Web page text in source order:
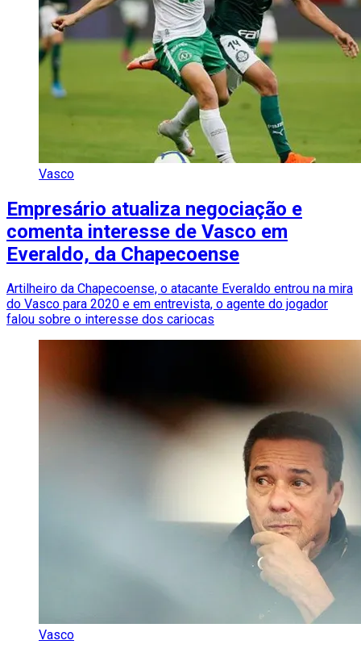
Vasco
Empresário atualiza negociação e
comenta interesse de Vasco em
Everaldo, da Chapecoense
Artilheiro da Chapecoense, o atacante Everaldo entrou na mira
do Vasco para 2020 e em entrevista, o agente do jogador
falou sobre o interesse dos cariocas
Vasco